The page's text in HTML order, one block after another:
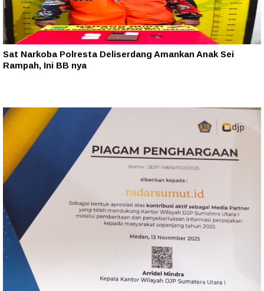
Sat Narkoba Polresta Deliserdang Amankan Anak Sei
Rampah, Ini BB nya